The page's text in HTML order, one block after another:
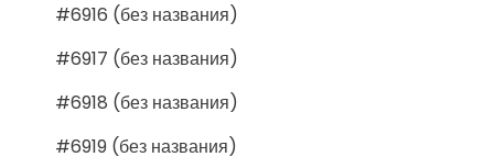
#6916 (без названия)
#6917 (без названия)
#6918 (без названия)
#6919 (без названия)